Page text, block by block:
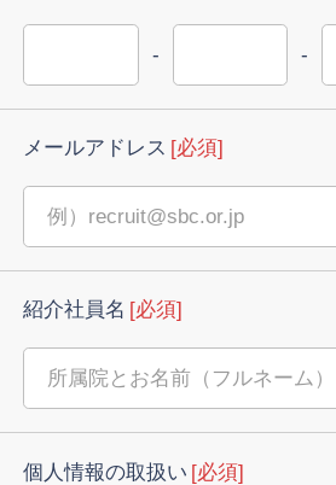
- -
メールアドレス [必須]
紹介社員名 [必須]
個人情報の取扱い [必須]